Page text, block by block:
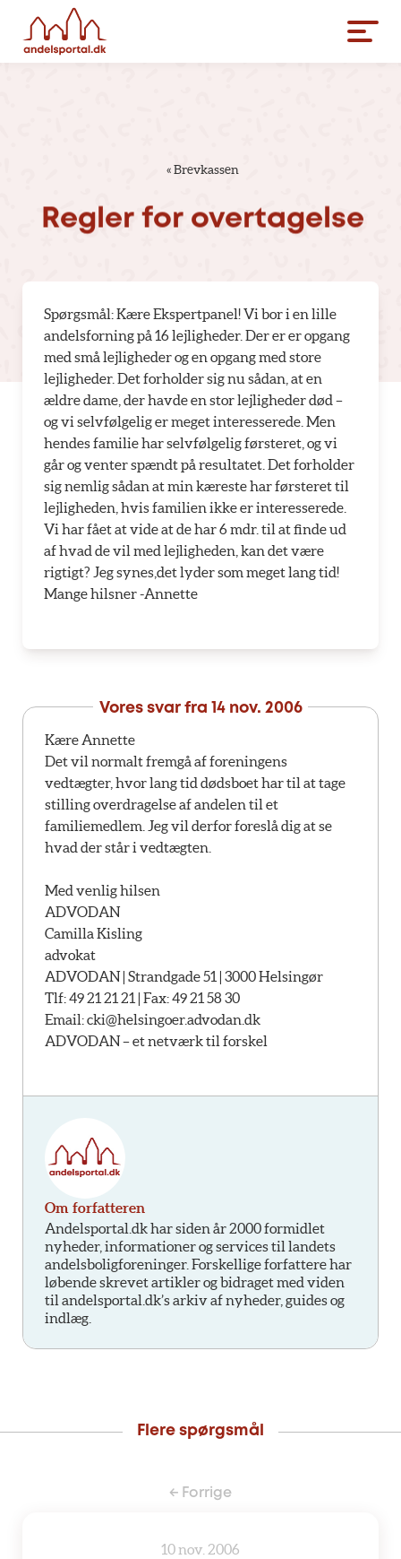
«Brevkassen
Regler for overtagelse
Spørgsmål: Kære Ekspertpanel! Vi bor i en lille
andelsforning på 16 lejligheder. Der er er opgang
med små lejligheder og en opgang med store
lejligheder. Det forholder sig nu sådan, at en
ældre dame, der havde en stor lejligheder død –
og vi selvfølgelig er meget interesserede. Men
hendes familie har selvfølgelig førsteret, og vi
går og venter spændt på resultatet. Det forholder
sig nemlig sådan at min kæreste har førsteret til
lejligheden, hvis familien ikke er interesserede.
Vi har fået at vide at de har 6 mdr. til at finde ud
af hvad de vil med lejligheden, kan det være
rigtigt? Jeg synes,det lyder som meget lang tid!
Mange hilsner -Annette
Vores svar fra 14 nov. 2006
Kære Annette
Det vil normalt fremgå af foreningens
vedtægter, hvor lang tid dødsboet har til at tage
stilling overdragelse af andelen til et
familiemedlem. Jeg vil derfor foreslå dig at se
hvad der står i vedtægten.
Med venlig hilsen
ADVODAN
Camilla Kisling
advokat
ADVODAN | Strandgade 51 | 3000 Helsingør
Tlf: 49 21 21 21 | Fax: 49 21 58 30
Email:cki@helsingoer.advodan.dk
ADVODAN – et netværk til forskel
Om forfatteren
Andelsportal.dk har siden år 2000 formidlet
nyheder, informationer og services til landets
andelsboligforeninger. Forskellige forfattere har
løbende skrevet artikler og bidraget med viden
til andelsportal.dk’s arkiv af nyheder, guides og
indlæg.
Flere spørgsmål
← Forrige
10 nov. 2006